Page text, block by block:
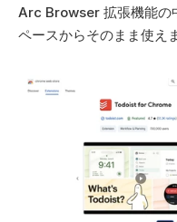
Arc Browser 拡張機能の
ペースからそのまま使え